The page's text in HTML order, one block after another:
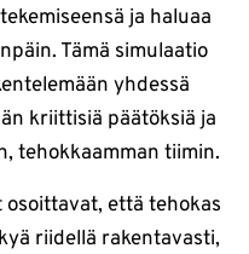
ja haluaa
Tämä simulaatio
yhdessä
kriittisiä päätöksiä ja
tehokkaamman tiimin.
osoittavat, että tehokas
riidellä rakentavasti,